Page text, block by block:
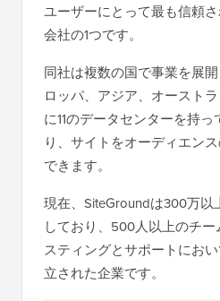
ユーザーにとって最も信頼
会社の1つです。
同社は複数の国で事業を展
ロッパ、アジア、オースト
に11のデータセンターを持
り、サイトをオーディエン
できます。
現在、SiteGroundは300万以
しており、500人以上のチ
スティングとサポートにお
立された企業です。